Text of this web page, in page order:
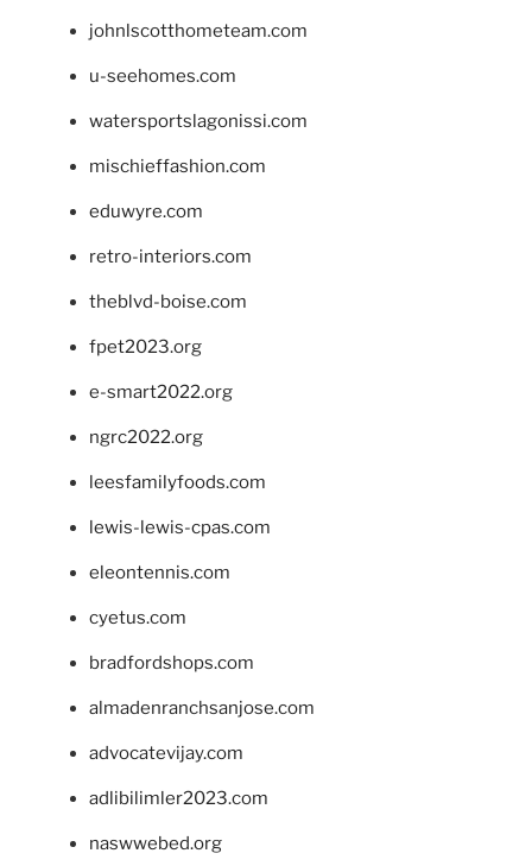
johnlscotthometeam.com
u-seehomes.com
watersportslagonissi.com
mischieffashion.com
eduwyre.com
retro-interiors.com
theblvd-boise.com
fpet2023.org
e-smart2022.org
ngrc2022.org
leesfamilyfoods.com
lewis-lewis-cpas.com
eleontennis.com
cyetus.com
bradfordshops.com
almadenranchsanjose.com
advocatevijay.com
adlibilimler2023.com
naswwebed.org